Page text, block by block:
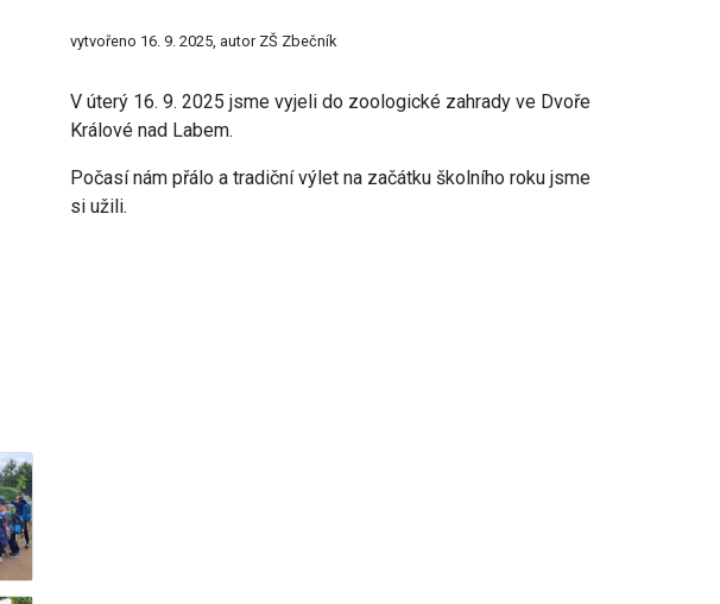
vytvořeno 16. 9. 2025, autor ZŠ Zbečník
V úterý 16. 9. 2025 jsme vyjeli do zoologické zahrady ve Dvoře
Králové nad Labem.
Počasí nám přálo a tradiční výlet na začátku školního roku jsme
si užili.